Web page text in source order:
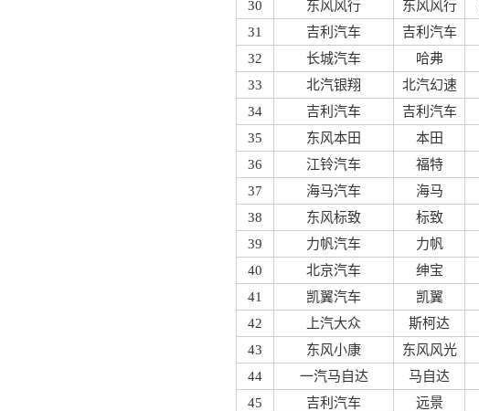
30
东风风行 东风风行
31
吉利汽车 吉利汽车
32
长城汽车 哈弗
33
北汽银翔 北汽幻速
34
吉利汽车 吉利汽车
35
东风本田 本田
36
江铃汽车 福特
37
海马汽车 海马
38
东风标致 标致
39
力帆汽车 力帆
40
北京汽车 绅宝
41
凯翼汽车 凯翼
42
上汽大众 斯柯达
43
东风小康 东风风光
44
一汽马自达 马自达
45
吉利汽车 远景